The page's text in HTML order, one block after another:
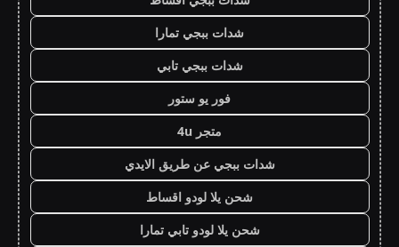
شدات ببجي تمارا
شدات ببجي تابي
فور يو ستور
متجر 4u
شدات ببجي عن طريق الايدي
شحن يلا لودو اقساط
شحن يلا لودو تابي تمارا